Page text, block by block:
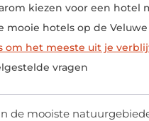
kiezen voor een hotel
mooie hotels op de
om het meeste uit je
vragen
de mooiste